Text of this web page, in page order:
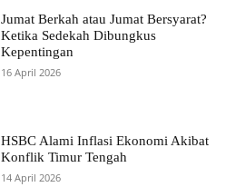
Jumat Berkah atau Jumat Bersyarat?
Ketika Sedekah Dibungkus
Kepentingan
16 April 2026
HSBC Alami Inflasi Ekonomi Akibat
Konflik Timur Tengah
14 April 2026